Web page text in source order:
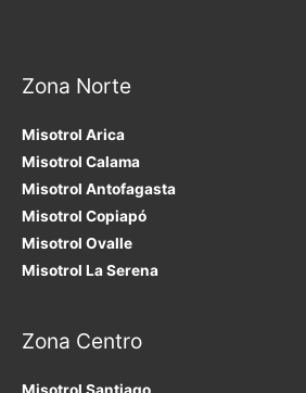
Zona Norte
Misotrol Arica
Misotrol Calama
Misotrol Antofagasta
Misotrol Copiapó
Misotrol Ovalle
Misotrol La Serena
Zona Centro